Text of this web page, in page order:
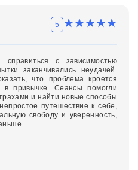
5
с зависимостью
заканчивались неудачей.
что проблема кроется
в привычке. Сеансы помогли
и найти новые способы
путешествие к себе,
свободу и уверенность,